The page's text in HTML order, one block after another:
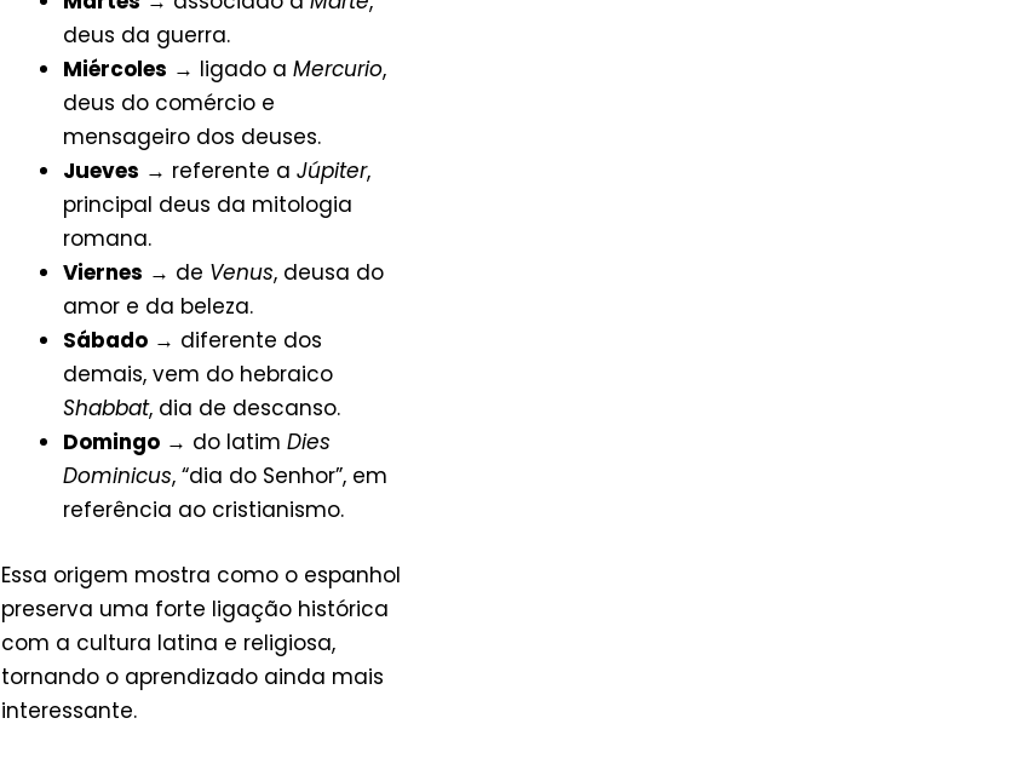
deus da guerra.
Miércoles → ligado a Mercurio,
deus do comércio e
mensageiro dos deuses.
Jueves → referente a Júpiter,
principal deus da mitologia
romana.
Viernes → de Venus, deusa do
amor e da beleza.
Sábado→ diferente dos
demais, vem do hebraico
Shabbat, dia de descanso.
Domingo→ do latim Dies
Dominicus, “dia do Senhor”, em
referência ao cristianismo.
Essa origem mostra como o espanhol
preserva uma forte ligação histórica
com a cultura latina e religiosa,
tornando o aprendizado ainda mais
interessante.